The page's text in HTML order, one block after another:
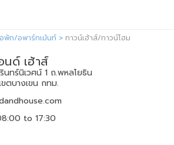
พัก/อพาร์ทเม้นท์ ทาวน์เฮ้าส์/ทาวน์โฮม
ด์ เฮ้าส์
ทร์นิเวศน์ 1 ถ.พหลโยธิน
ตบางเขน กทม.
to 17:30